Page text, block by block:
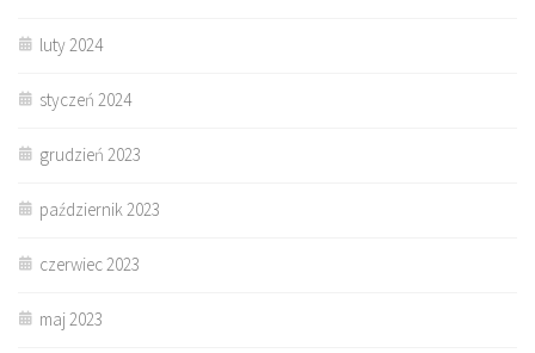
luty 2024
styczeń 2024
grudzień 2023
październik 2023
czerwiec 2023
maj 2023